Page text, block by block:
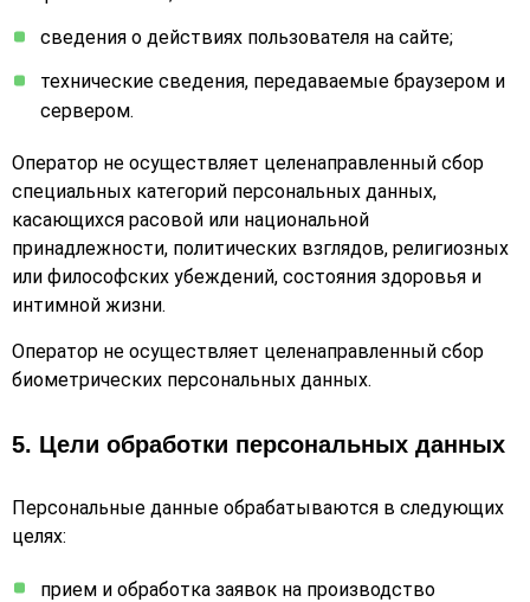
сведения о действиях пользователя на сайте;
технические сведения, передаваемые браузером и
сервером.
Оператор не осуществляет целенаправленный сбор
специальных категорий персональных данных,
касающихся расовой или национальной
принадлежности, политических взглядов, религиозных
или философских убеждений, состояния здоровья и
интимной жизни.
Оператор не осуществляет целенаправленный сбор
биометрических персональных данных.
5. Цели обработки персональных данных
Персональные данные обрабатываются в следующих
целях:
прием и обработка заявок на производство